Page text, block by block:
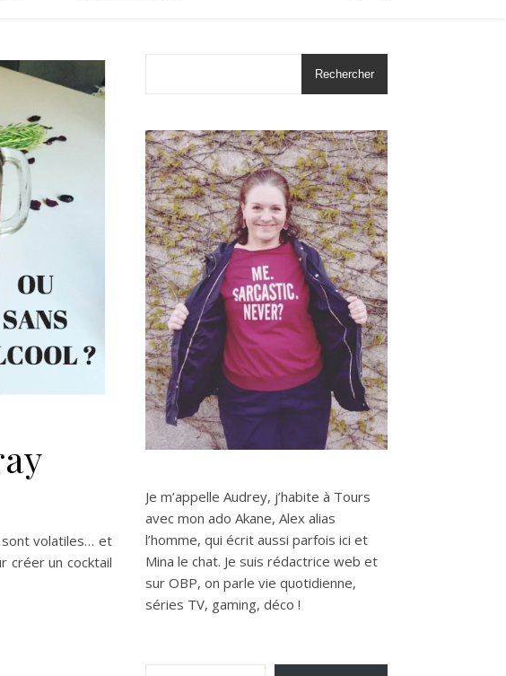
sont volatiles… et
créer un cocktail
Rechercher
Je m’appelle Audrey, j’habite à Tours
avec mon ado Akane, Alex alias
l’homme, qui écrit aussi parfois ici et
Mina le chat. Je suis rédactrice web et
sur OBP, on parle vie quotidienne,
séries TV, gaming, déco !
Saisissez votre adresse e-mail…